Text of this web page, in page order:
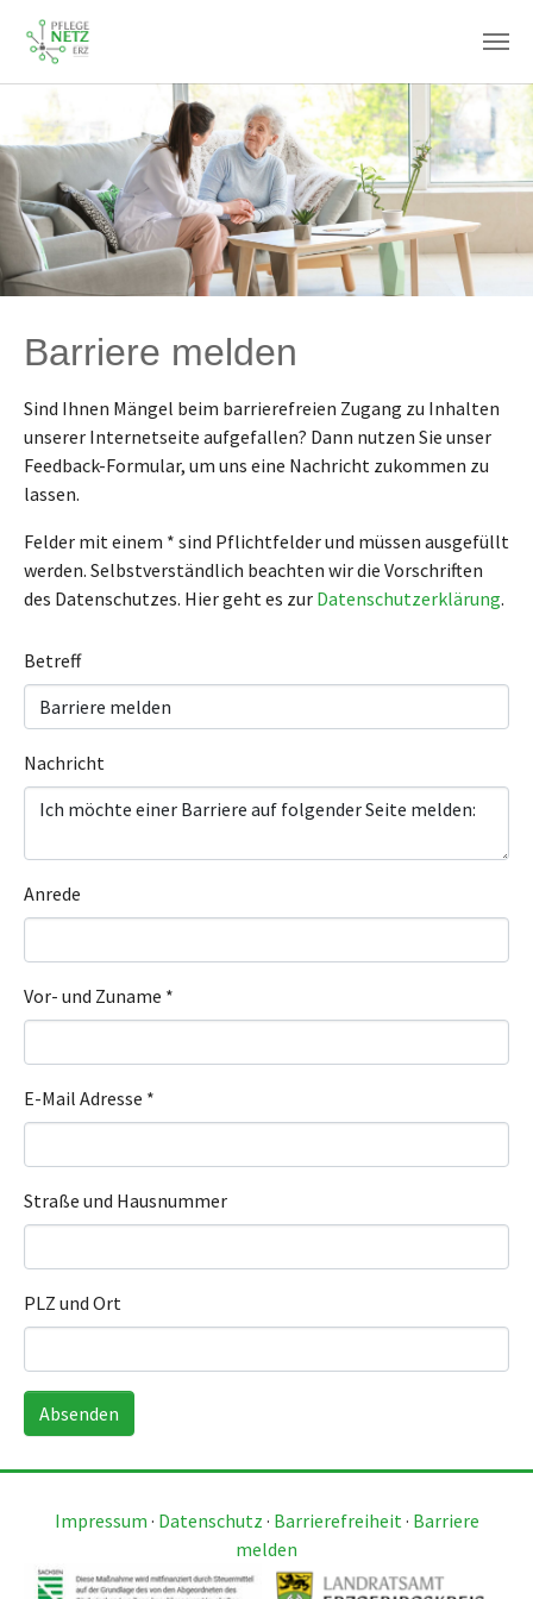
Zum Hauptinhalt springen
Barriere melden
Sind Ihnen Mängel beim barrierefreien Zugang zu Inhalten
unserer Internetseite aufgefallen? Dann nutzen Sie unser
Feedback-Formular, um uns eine Nachricht zukommen zu
lassen.
Felder mit einem * sind Pflichtfelder und müssen ausgefüllt
werden. Selbstverständlich beachten wir die Vorschriften
des Datenschutzes. Hier geht es zur Datenschutzerklärung.
Betreff
Nachricht
Anrede
Vor- und Zuname *
E-Mail Adresse *
Straße und Hausnummer
PLZ und Ort
Absenden
Impressum · Datenschutz · Barrierefreiheit· Barriere
melden